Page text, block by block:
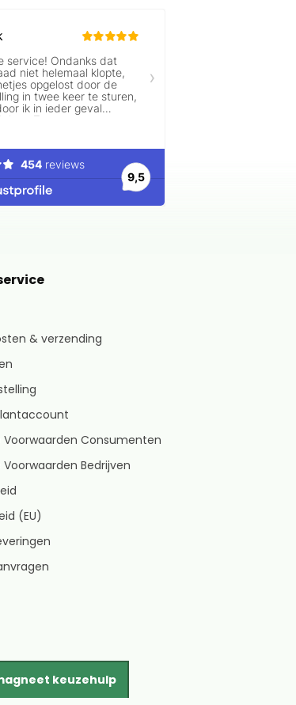
& verzending
Voorwaarden Consumenten
Bedrijven
(EU)
keuzehulp